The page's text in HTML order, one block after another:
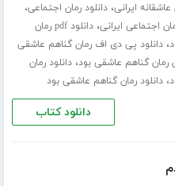
عاشقانه ایرانی،دانلود رمان اجتماعی،
اجتماعی ایرانی،
دانلود pdf رمان
،دانلود پی دی اف رمان گناهم عاشقی
رمان گناهم عاشقی بود،دانلود رمان
،دانلود رمان گناهم عاشقی بود
دانلود کتاب